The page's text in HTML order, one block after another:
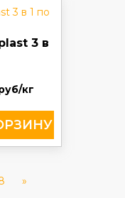
3 в
кг
»